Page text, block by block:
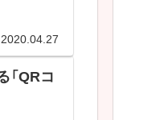
2020.04.27
QRコ